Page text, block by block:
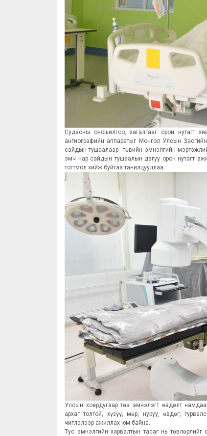
Судасны оношилгоо, хагалгааг орон нутагт
ангиографийн аппаратыг Монгол Улсын
сайдын тушаалаар төвийн эмнэлгийн
эмч нар сайдын тушаалын дагуу орон нутагт
тогтмол хийж буйгаа танилцууллаа.
Улсын хоёрдугаар төв эмнэлэгт өвдөлт
архаг толгой, хүзүү, мөр, нуруу, өвдөг,
чиглэлээр ажиллах юм байна.
Тус эмнэлгийн харвалтын тасаг нь